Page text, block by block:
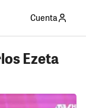
Cuenta
Ezeta